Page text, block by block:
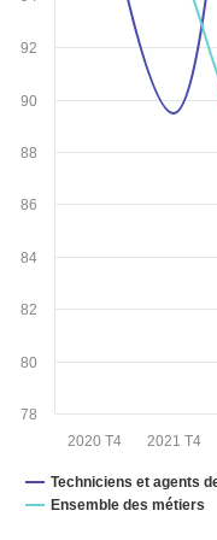
Techniciens et agents
Ensemble des métiers
2020 T4 2021 T4
78
80
82
84
86
88
90
92